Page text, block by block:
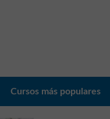
Cursos más populares